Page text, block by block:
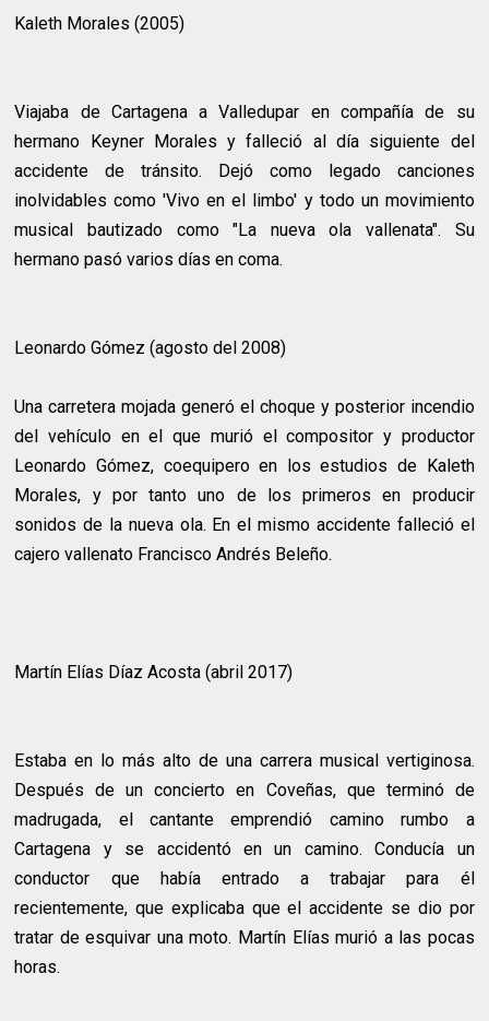
Kaleth Morales (2005)
Viajaba de Cartagena a Valledupar en compañía de su
hermano Keyner Morales y falleció al día siguiente del
accidente de tránsito. Dejó como legado canciones
inolvidables como 'Vivo en el limbo' y todo un movimiento
musical bautizado como "La nueva ola vallenata". Su
hermano pasó varios días en coma.
Leonardo Gómez (agosto del 2008)
Una carretera mojada generó el choque y posterior incendio
del vehículo en el que murió el compositor y productor
Leonardo Gómez, coequipero en los estudios de Kaleth
Morales, y por tanto uno de los primeros en producir
sonidos de la nueva ola. En el mismo accidente falleció el
cajero vallenato Francisco Andrés Beleño.
Martín Elías Díaz Acosta (abril 2017)
Estaba en lo más alto de una carrera musical vertiginosa.
Después de un concierto en Coveñas, que terminó de
madrugada, el cantante emprendió camino rumbo a
Cartagena y se accidentó en un camino. Conducía un
conductor que había entrado a trabajar para él
recientemente, que explicaba que el accidente se dio por
tratar de esquivar una moto. Martín Elías murió a las pocas
horas.